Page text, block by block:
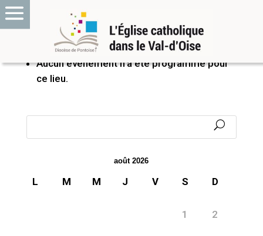
PROCHAINS ÉVÉNEMENTS
Aucun événement n’a été programmé pour
ce lieu.
août 2026
L M M J V S D
1 2